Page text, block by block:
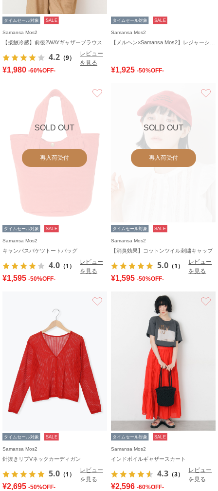
タイムセール対象 SALE
Samansa Mos2
【接触冷感】前後2WAYギャザーブラウス
4.2 （9）
レビュー
を見る
¥1,980 -60%OFF-
タイムセール対象 SALE
Samansa Mos2
¥1,925 -50%OFF-
SOLD OUT
再入荷受付
タイムセール対象 SALE
Samansa Mos2
キャンバスバケツトートバッグ
4.0 （1）
レビュー
を見る
¥1,595 -50%OFF-
SOLD OUT
再入荷受付
タイムセール対象 SALE
Samansa Mos2
【消臭効果】コットンツイル刺繍キャップ
5.0 （1）
レビュー
を見る
¥1,595 -50%OFF-
タイムセール対象 SALE
Samansa Mos2
針抜きリブVネックカーディガン
5.0 （1）
レビュー
を見る
¥2,695 -50%OFF-
タイムセール対象 SALE
Samansa Mos2
インドボイルギャザースカート
4.3 （3）
レビュー
を見る
¥2,596 -60%OFF-